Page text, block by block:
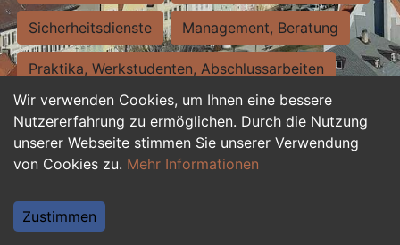
Wir verwenden Cookies, um Ihnen eine bessere
Nutzererfahrung zu ermöglichen. Durch die Nutzung
unserer Webseite stimmen Sie unserer Verwendung
von Cookies zu. Mehr Informationen
Zustimmen
Sicherheitsdienste Management, Beratung
Praktika, Werkstudenten, Abschlussarbeiten
Personalwesen Assistenz, Sekretariat
Hilfskräfte, Aushilfs- und Nebenjobs
Weiterbildung, Studium, duale Ausbildung